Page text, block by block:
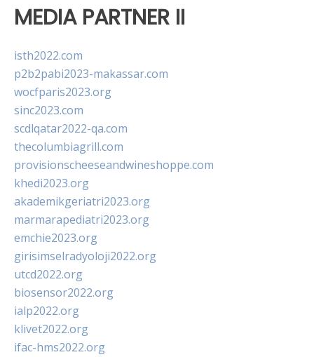
MEDIA PARTNER II
isth2022.com
p2b2pabi2023-makassar.com
wocfparis2023.org
sinc2023.com
scdlqatar2022-qa.com
thecolumbiagrill.com
provisionscheeseandwineshoppe.com
khedi2023.org
akademikgeriatri2023.org
marmarapediatri2023.org
emchie2023.org
girisimselradyoloji2022.org
utcd2022.org
biosensor2022.org
ialp2022.org
klivet2022.org
ifac-hms2022.org